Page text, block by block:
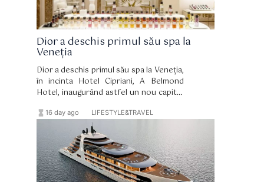
Dior a deschis primul său spa la
Veneția
Dior a deschis primul său spa la Veneția,
în incinta Hotel Cipriani, A Belmond
Hotel, inaugurând astfel un nou capitol
celebrul oraș italian. Spa-ul și-a primit
primii oaspeți pe 15 iulie și reprezintă
una dintre componentele de bază ale
amplului proces de renovare a
hotelului, coordonat de arhitectul
Peter Marino.
hourglass_full 16 day ago LIFESTYLE&TRAVEL